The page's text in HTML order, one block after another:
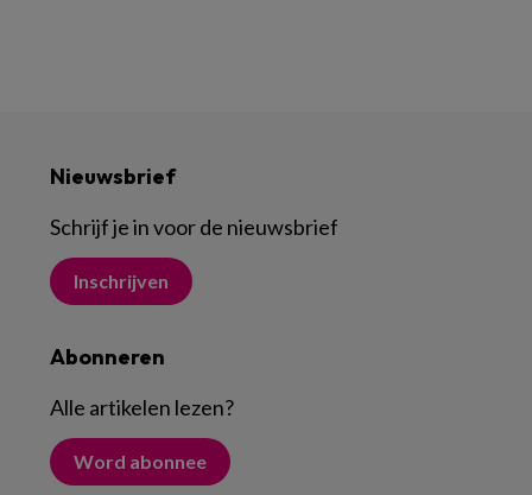
Nieuwsbrief
Schrijf je in voor de nieuwsbrief
Inschrijven
Abonneren
Alle artikelen lezen?
Word abonnee